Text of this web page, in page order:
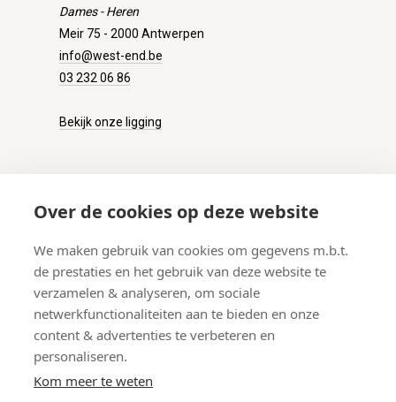
Over de cookies op deze website
We maken gebruik van cookies om gegevens m.b.t.
de prestaties en het gebruik van deze website te
verzamelen & analyseren, om sociale
netwerkfunctionaliteiten aan te bieden en onze
content & advertenties te verbeteren en
personaliseren.
Kom meer te weten
Dames - Heren
Meir 75 - 2000 Antwerpen
info@west-end.be
03 232 06 86
Bekijk onze ligging
Verzenden
Retourneren
Betalen
Veelgestelde vragen